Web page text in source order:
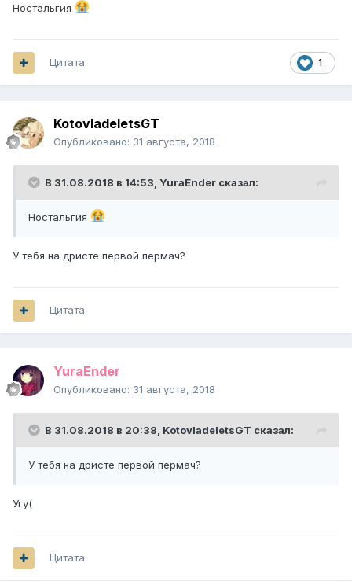
Ностальгия
1
Цитата
KotovladeletsGT
Опубликовано: 31 августа, 2018
В 31.08.2018 в 14:53, YuraEnder сказал:
Ностальгия
У тебя на дристе первой пермач?
Цитата
YuraEnder
Опубликовано: 31 августа, 2018
В 31.08.2018 в 20:38, KotovladeletsGT сказал:
У тебя на дристе первой пермач?
Угу(
Цитата